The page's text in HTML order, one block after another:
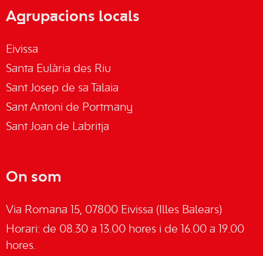
Agrupacions locals
Eivissa
Santa Eulària des Riu
Sant Josep de sa Talaia
Sant Antoni de Portmany
Sant Joan de Labritja
On som
Via Romana 15, 07800 Eivissa (Illes Balears)
Horari: de 08.30 a 13.00 hores i de 16.00 a 19.00
hores.